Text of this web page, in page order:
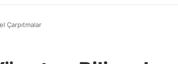
Çarpıtmalar